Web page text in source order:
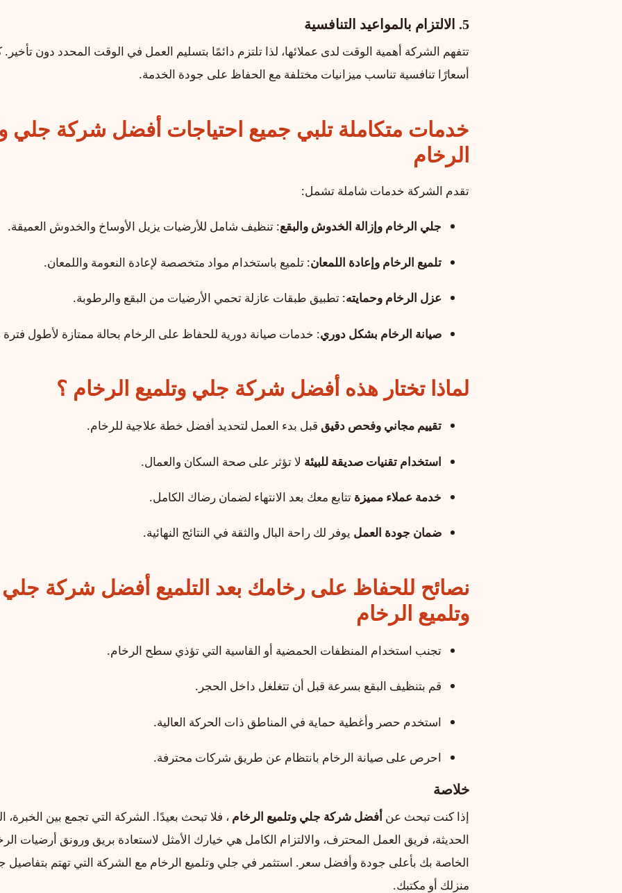
5. الالتزام بالمواعيد التنافسية
تتفهم الشركة أهمية الوقت لدى عملائها، لذا تلتزم دائمًا بتسليم العمل في الوقت المحدد دون تأخير.
أسعارًا تنافسية تناسب ميزانيات مختلفة مع الحفاظ على جودة الخدمة.
خدمات متكاملة تلبي جميع احتياجات أفضل شركة جلي
الرخام
تقدم الشركة خدمات شاملة تشمل:
جلي الرخام وإزالة الخدوش والبقع: تنظيف شامل للأرضيات يزيل الأوساخ والخدوش العميقة.
تلميع الرخام وإعادة اللمعان: تلميع باستخدام مواد متخصصة لإعادة النعومة واللمعان.
عزل الرخام وحمايته: تطبيق طبقات عازلة تحمي الأرضيات من البقع والرطوبة.
صيانة الرخام بشكل دوري: خدمات صيانة دورية للحفاظ على الرخام بحالة ممتازة لأطول
لماذا تختار هذه أفضل شركة جلي وتلميع الرخام ؟
تقييم مجاني وفحص دقيق قبل بدء العمل لتحديد أفضل خطة علاجية للرخام.
استخدام تقنيات صديقة للبيئة لا تؤثر على صحة السكان والعمال.
خدمة عملاء مميزة تتابع معك بعد الانتهاء لضمان رضاك الكامل.
ضمان جودة العمل يوفر لك راحة البال والثقة في النتائج النهائية.
نصائح للحفاظ على رخامك بعد التلميع أفضل شركة جلي
وتلميع الرخام
تجنب استخدام المنظفات الحمضية أو القاسية التي تؤذي سطح الرخام.
قم بتنظيف البقع بسرعة قبل أن تتغلغل داخل الحجر.
استخدم حصر وأغطية حماية في المناطق ذات الحركة العالية.
احرص على صيانة الرخام بانتظام عن طريق شركات محترفة.
خلاصة
إذا كنت تبحث عن أفضل شركة جلي وتلميع الرخام ، فلا تبحث بعيدًا. الشركة التي تجمع بين الخبرة،
الحديثة، فريق العمل المحترف، والالتزام الكامل هي خيارك الأمثل لاستعادة بريق ورونق أرضيات
الخاصة بك بأعلى جودة وأفضل سعر. استثمر في جلي وتلميع الرخام مع الشركة التي تهتم بتفاصيل
منزلك أو مكتبك.